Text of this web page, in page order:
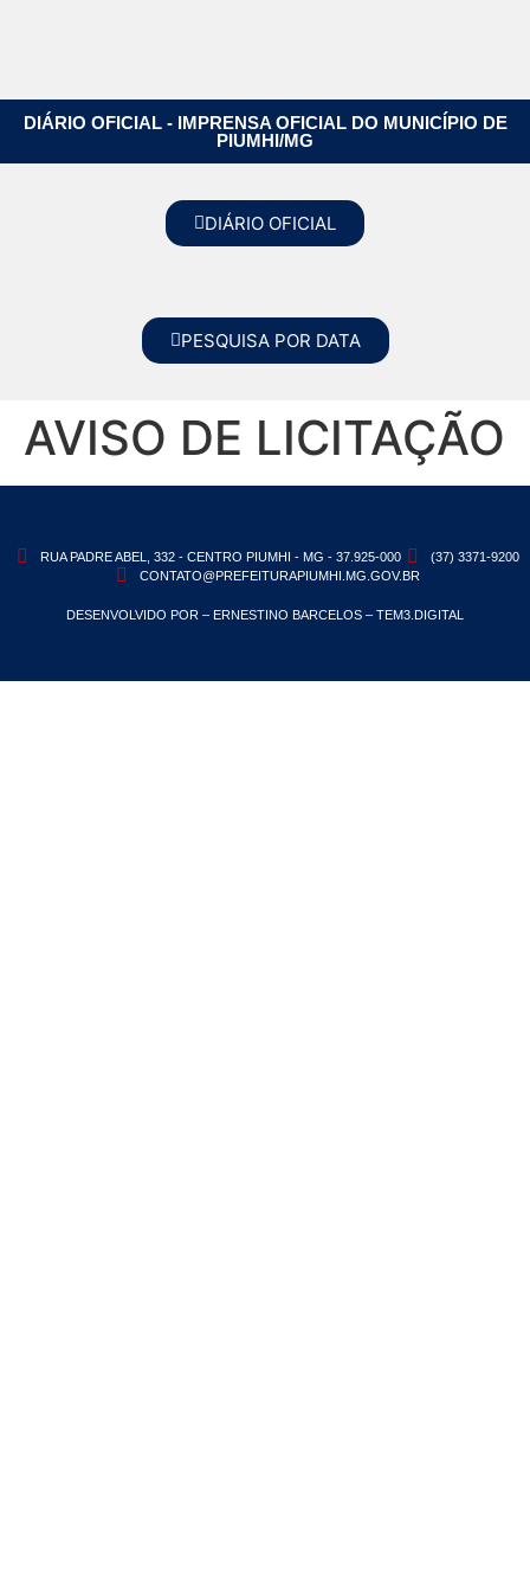
DIÁRIO OFICIAL - IMPRENSA OFICIAL DO MUNICÍPIO DE
PIUMHI/MG
DIÁRIO OFICIAL
PESQUISA POR DATA
AVISO DE LICITAÇÃO
RUA PADRE ABEL, 332 - CENTRO PIUMHI - MG - 37.925-000
(37) 3371-9200
CONTATO@PREFEITURAPIUMHI.MG.GOV.BR
DESENVOLVIDO POR – ERNESTINO BARCELOS – TEM3.DIGITAL